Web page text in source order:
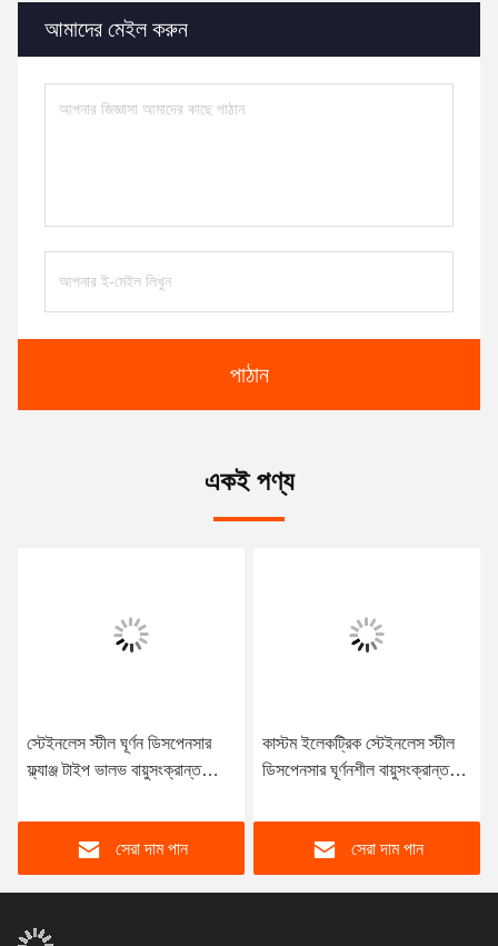
আমাদের মেইল ​​করুন
পাঠান
একই পণ্য
স্টেইনলেস স্টীল ঘূর্ণন ডিসপেনসার
ফ্ল্যাঞ্জ টাইপ ভালভ বায়ুসংক্রান্ত
সেরা দাম পান
কাস্টম ইলেকট্রিক স্টেইনলেস স্টীল
ডিসপেনসার ঘূর্ণনশীল বায়ুসংক্রান্ত
সেরা দাম পান